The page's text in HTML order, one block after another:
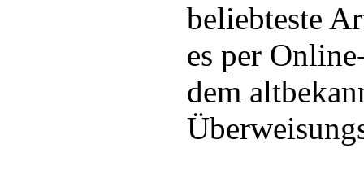
beliebteste
es per
dem